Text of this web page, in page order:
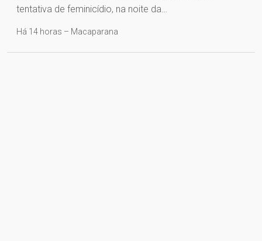
tentativa de feminicídio, na noite da…
Há 14 horas – Macaparana